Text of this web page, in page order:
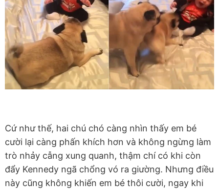
Cứ như thế, hai chú chó càng nhìn thấy em bé
cười lại càng phấn khích hơn và không ngừng làm
trò nhảy cẫng xung quanh, thậm chí có khi còn
đẩy Kennedy ngã chổng vó ra giường. Nhưng điều
này cũng không khiến em bé thôi cười, ngay khi